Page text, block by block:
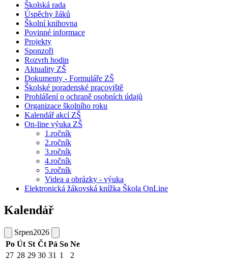
Školská rada
Úspěchy žáků
Školní knihovna
Povinné informace
Projekty
Sponzoři
Rozvrh hodin
Aktuality ZŠ
Dokumenty - Formuláře ZŠ
Školské poradenské pracoviště
Prohlášení o ochraně osobních údajů
Organizace školního roku
Kalendář akcí ZŠ
On-line výuka ZŠ
1.ročník
2.ročník
3.ročník
4.ročník
5.ročník
Videa a obrázky - výuka
Elektronická žákovská knížka Škola OnLine
Kalendář
Srpen2026
Po Út St Čt Pá So Ne
27 28 29 30 31 1 2